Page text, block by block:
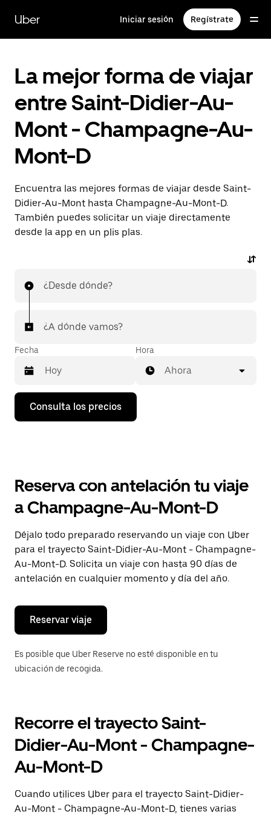
contenido
principal
Uber Iniciar sesión Regístrate
La mejor forma de viajar
entre Saint-Didier-Au-
Mont - Champagne-Au-
Mont-D
Encuentra las mejores formas de viajar desde Saint-
Didier-Au-Mont hasta Champagne-Au-Mont-D.
También puedes solicitar un viaje directamente
desde la app en un plis plas.
¿Desde dónde?
¿A dónde vamos?
Fecha
Pulsa
flecha
calendario
seleccionar
fecha.
Pulsa
el
botón
de
escape
cerrar
calendario.
Hora
Ahora
Consulta los precios
Reserva con antelación tu viaje
a Champagne-Au-Mont-D
Déjalo todo preparado reservando un viaje con Uber
para el trayecto Saint-Didier-Au-Mont - Champagne-
Au-Mont-D. Solicita un viaje con hasta 90 días de
antelación en cualquier momento y día del año.
Reservar viaje
Es posible que Uber Reserve no esté disponible en tu
ubicación de recogida.
Recorre el trayecto Saint-
Didier-Au-Mont - Champagne-
Au-Mont-D
Cuando utilices Uber para el trayecto Saint-Didier-
Au-Mont - Champagne-Au-Mont-D, tienes varias